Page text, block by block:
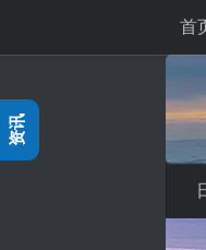
首
资讯